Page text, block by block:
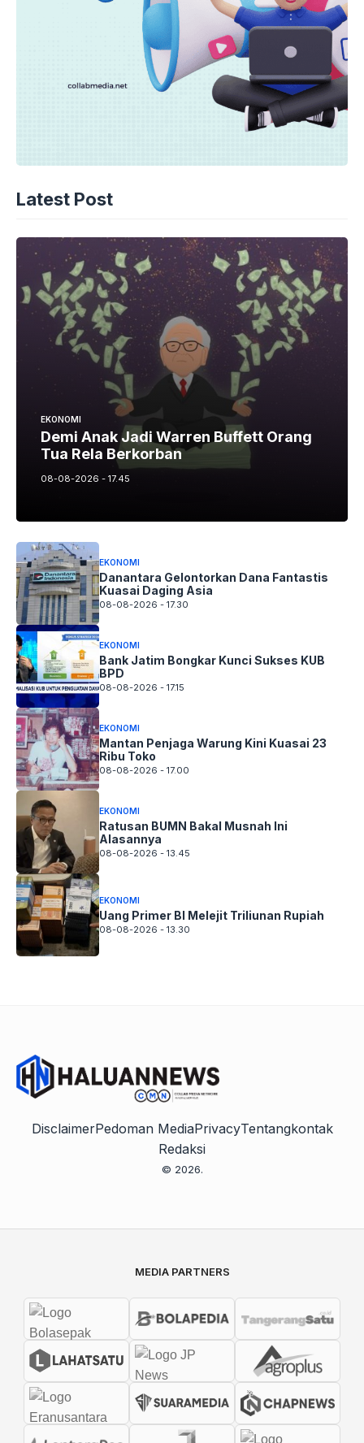
Latest Post
EKONOMI
Demi Anak Jadi Warren Buffett Orang
Tua Rela Berkorban
08-08-2026 - 17.45
EKONOMI
Danantara Gelontorkan Dana Fantastis
Kuasai Daging Asia
08-08-2026 - 17.30
EKONOMI
Bank Jatim Bongkar Kunci Sukses KUB
BPD
08-08-2026 - 17.15
EKONOMI
Mantan Penjaga Warung Kini Kuasai 23
Ribu Toko
08-08-2026 - 17.00
EKONOMI
Ratusan BUMN Bakal Musnah Ini
Alasannya
08-08-2026 - 13.45
EKONOMI
Uang Primer BI Melejit Triliunan Rupiah
08-08-2026 - 13.30
DisclaimerPedoman MediaPrivacyTentangkontak
Redaksi
© 2026.
MEDIA PARTNERS